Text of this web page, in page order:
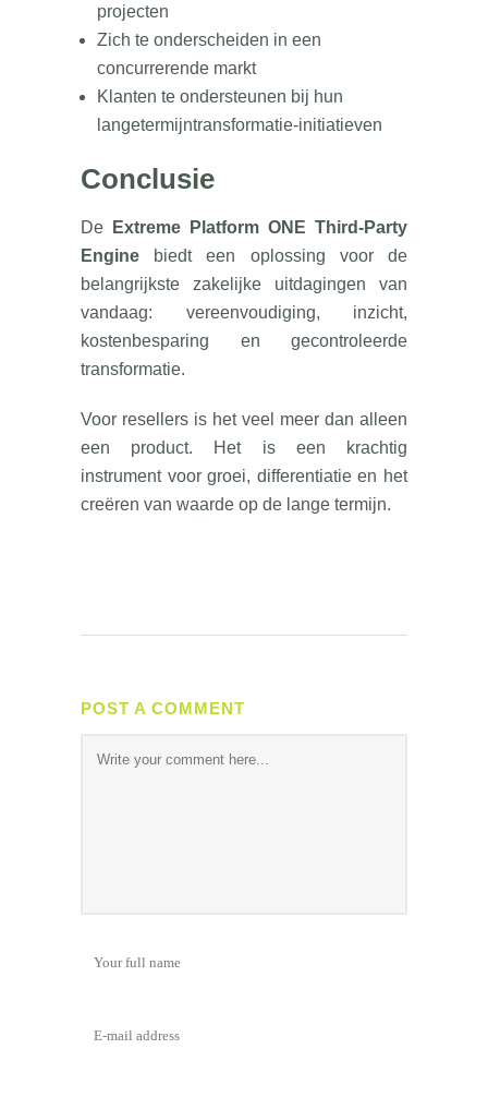
projecten
Zich te onderscheiden in een
concurrerende markt
Klanten te ondersteunen bij hun
langetermijntransformatie-initiatieven
Conclusie
De
Extreme Platform ONE Third-Party
Engine biedt een oplossing voor de
belangrijkste zakelijke uitdagingen van
vandaag: vereenvoudiging, inzicht,
kostenbesparing en gecontroleerde
transformatie.
Voor resellers is het veel meer dan alleen
een product. Het is een krachtig
instrument voor groei, differentiatie en het
creëren van waarde op de lange termijn.
POST A COMMENT